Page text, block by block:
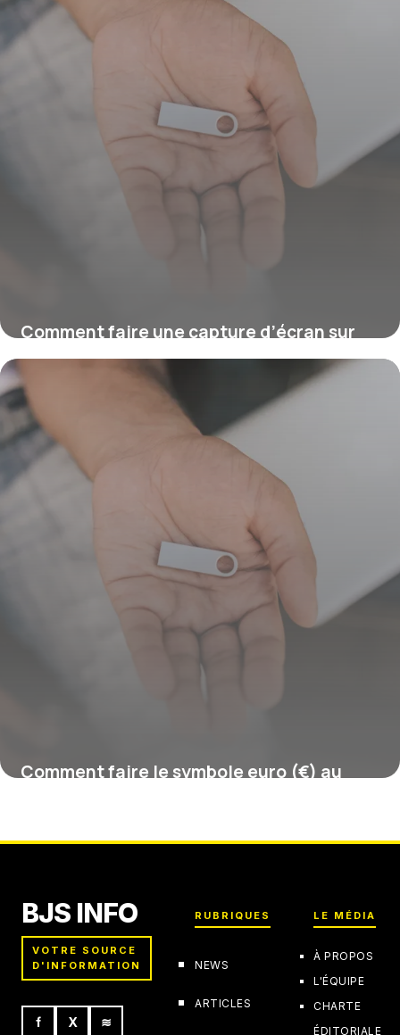
Comment faire une capture d’écran sur
Windows ?
16 juillet 2026
Comment faire le symbole euro (€) au
BJS INFO
VOTRE SOURCE
D'INFORMATION
f X ≋
RUBRIQUES
NEWS
ARTICLES
LE MÉDIA
À PROPOS
L'ÉQUIPE
CHARTE
ÉDITORIALE